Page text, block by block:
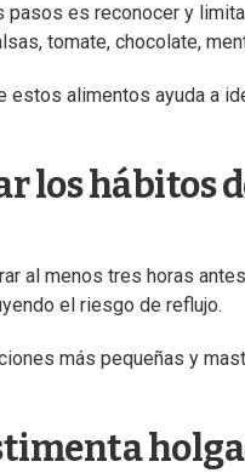
pasos es reconocer y
tomate, chocolate,
estos alimentos ayuda a
los hábitos
al menos tres horas
el riesgo de reflujo.
más pequeñas y